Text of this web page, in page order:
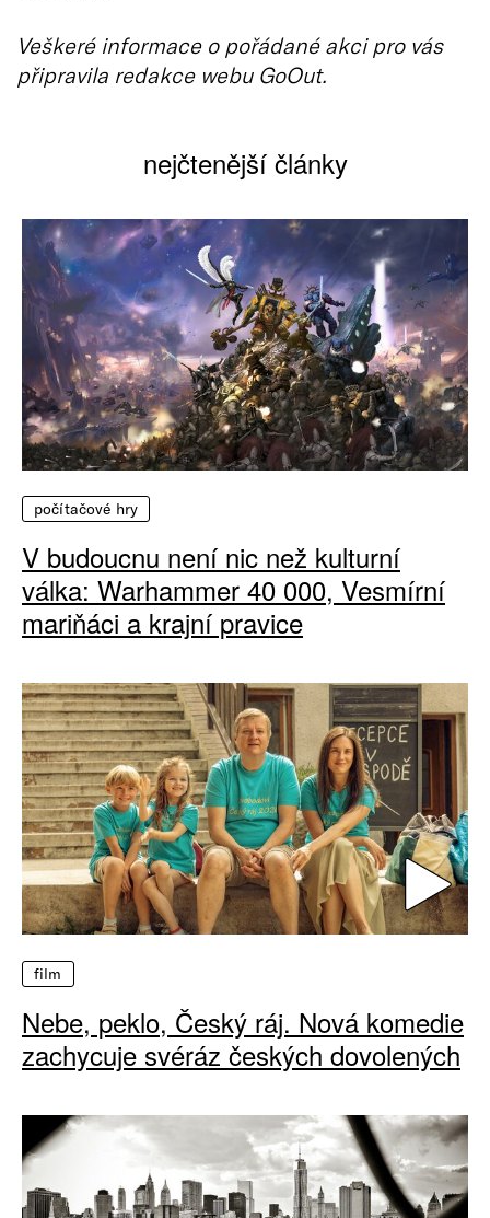
Veškeré informace o pořádané akci pro vás
připravila redakce webu GoOut.
nejčtenější články
počítačové hry
V budoucnu není nic než kulturní
válka: Warhammer 40 000, Vesmírní
mariňáci a krajní pravice
film
Nebe, peklo, Český ráj. Nová komedie
zachycuje svéráz českých dovolených